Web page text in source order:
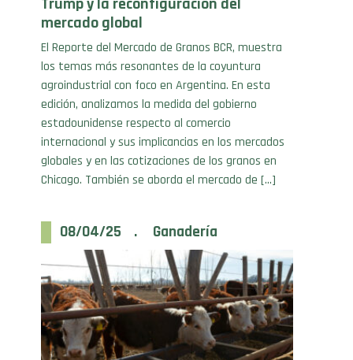
El Reporte del Mercado de Granos BCR, muestra
los temas más resonantes de la coyuntura
agroindustrial con foco en Argentina. En esta
edición, analizamos la medida del gobierno
estadounidense respecto al comercio
internacional y sus implicancias en los mercados
globales y en las cotizaciones de los granos en
Chicago. También se aborda el mercado de […]